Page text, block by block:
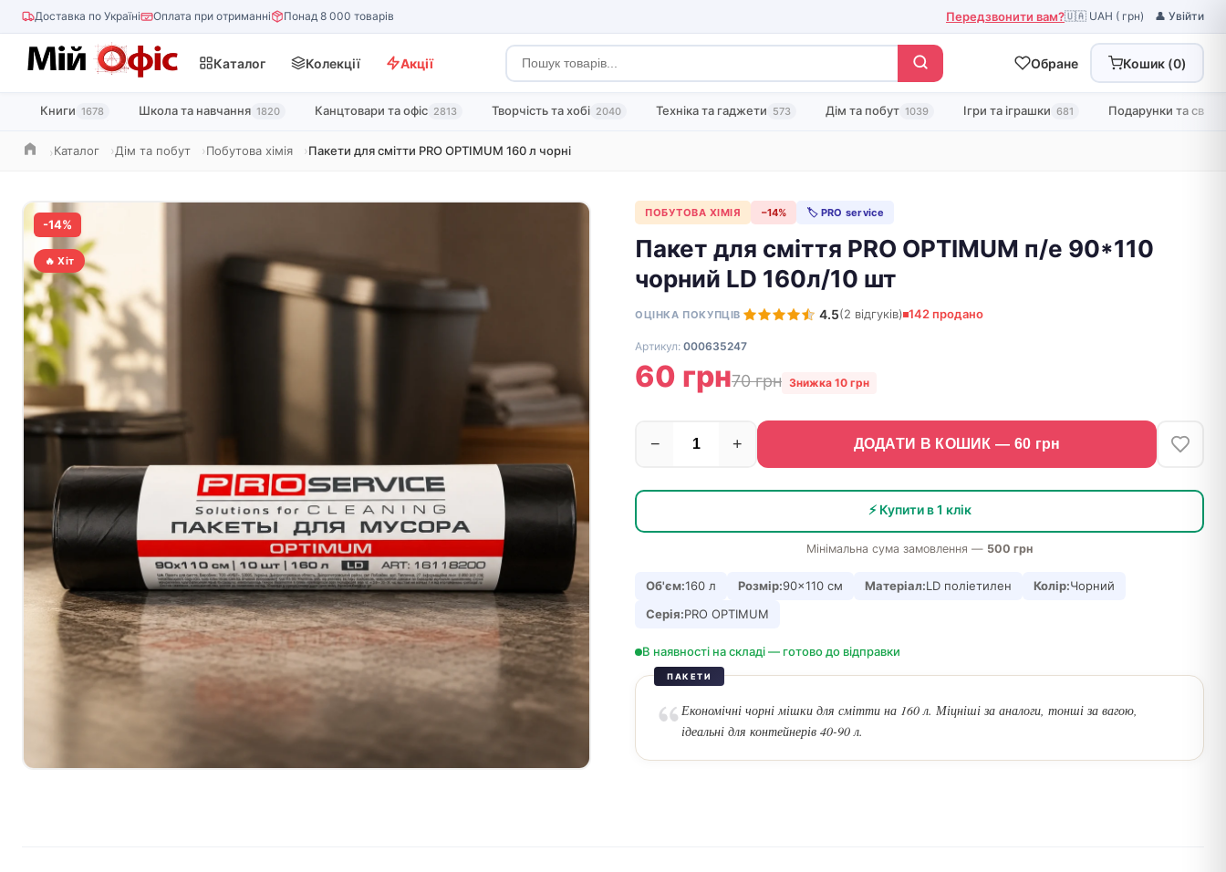
Доставка по Україні Оплата при отриманні Понад 8 000 товарів Передзвонити вам?🇺🇦 UAH ( грн) 👤 Увійти
Каталог Колекції Акції Обране Кошик (0)
Книги 1678 Школа та навчання 1820 Канцтовари та офіс 2813 Творчість та хобі 2040 Техніка та гаджети 573 Дім та побут 1039 Ігри та іграшки 681 Подарунки та свята
ГоловнаКаталог Дім та побут Побутова хімія Пакети для смітти PRO OPTIMUM 160 л чорні
-14%
🔥 Хіт
ПОБУТОВА ХІМІЯ −14% 🏷 PRO service
Пакет для смiття PRO OPTIMUM п/е 90*110
чорний LD 160л/10 шт
ОЦІНКА ПОКУПЦІВ 4.5(2 відгуків) 142 продано
Артикул: 000635247
60 грн70 грн Знижка 10 грн
− + ДОДАТИ В КОШИК — 60 грн
⚡ Купити в 1 клік
Мінімальна сума замовлення — 500 грн
Об'єм:160 л Розмір:90×110 см Матеріал:LD поліетилен Колір:Чорний
Серія:PRO OPTIMUM
В наявності на складі — готово до відправки
ПАКЕТИ
Економічні чорні мішки для смітти на 160 л. Міцніші за аналоги, тонші за вагою,
ідеальні для контейнерів 40-90 л.